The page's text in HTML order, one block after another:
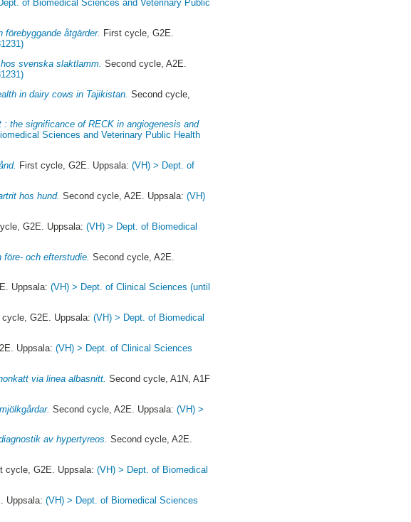
of Biomedical Sciences and Veterinary Public
åtgärder. First cycle, G2E.
svenska slaktlamm. Second cycle, A2E.
in dairy cows in Tajikistan. Second cycle,
the significance of RECK in angiogenesis and
Sciences and Veterinary Public Health
First cycle, G2E. Uppsala:(VH) > Dept. of
hos hund. Second cycle, A2E. Uppsala:(VH)
G2E. Uppsala:(VH) > Dept. of Biomedical
och efterstudie. Second cycle, A2E.
Uppsala:(VH) > Dept. of Clinical Sciences (until
cycle, G2E. Uppsala:(VH) > Dept. of Biomedical
Uppsala:(VH) > Dept. of Clinical Sciences
via linea albasnitt. Second cycle, A1N, A1F
Second cycle, A2E. Uppsala:(VH) >
av hypertyreos. Second cycle, A2E.
cycle, G2E. Uppsala:(VH) > Dept. of Biomedical
Uppsala:(VH) > Dept. of Biomedical Sciences